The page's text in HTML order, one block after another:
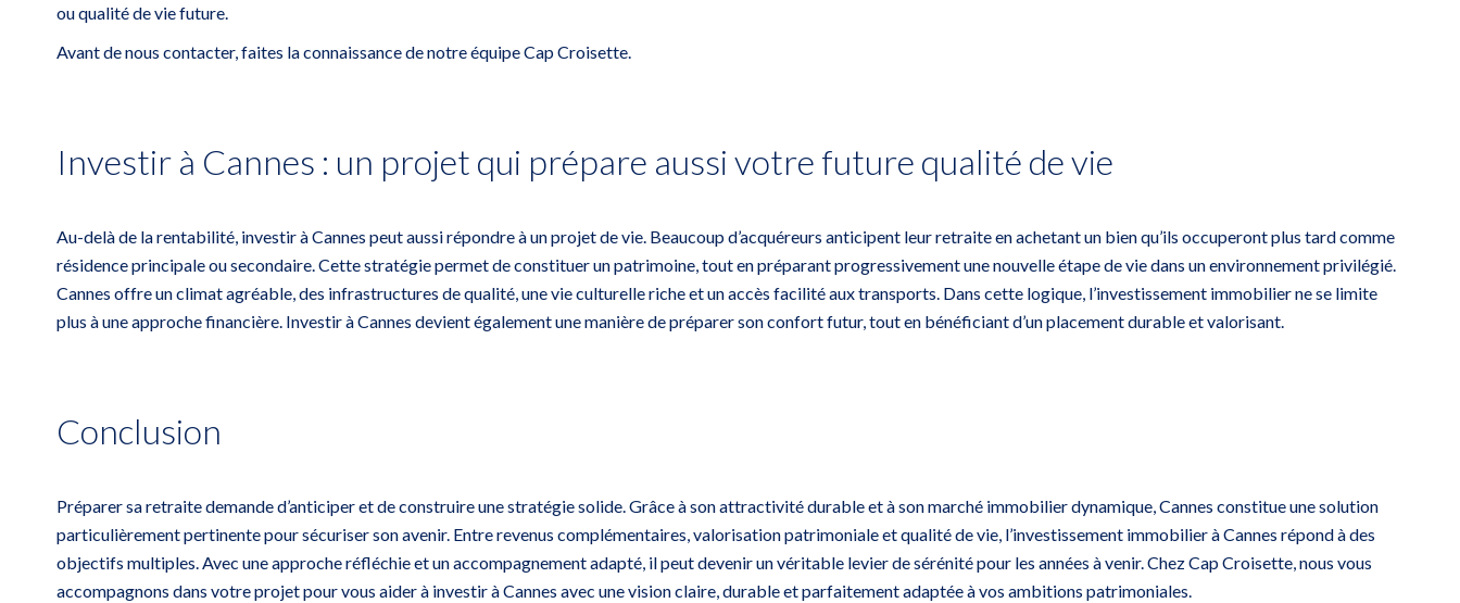
ou qualité de vie future.
Avant de nous contacter, faites la connaissance de notre équipe Cap Croisette
Investir à Cannes : un projet qui prépare aussi votre future qualité de vie
Au-delà de la rentabilité, investir à Cannes peut aussi répondre à un projet de vie. Beaucoup d’acquéreurs anticipent leur retraite en achetant un bien qu’ils occuperont plus tard comme
résidence principale ou secondaire. Cette stratégie permet de constituer un patrimoine, tout en préparant progressivement une nouvelle étape de vie dans un environnement privilégié.
Cannes offre un climat agréable, des infrastructures de qualité, une vie culturelle riche et un accès facilité aux transports. Dans cette logique, l’investissement immobilier ne se limite
plus à une approche financière. Investir à Cannes devient également une manière de préparer son confort futur, tout en bénéficiant d’un placement durable et valorisant.
Conclusion
Préparer sa retraite demande d’anticiper et de construire une stratégie solide. Grâce à son attractivité durable et à son marché immobilier dynamique, Cannes constitue une solution
particulièrement pertinente pour sécuriser son avenir. Entre revenus complémentaires, valorisation patrimoniale et qualité de vie, l’investissement immobilier à Cannes répond à des
objectifs multiples. Avec une approche réfléchie et un accompagnement adapté, il peut devenir un véritable levier de sérénité pour les années à venir. ChezCap Croisette , nous vous
accompagnons dans votre projet pour vous aider à investir à Cannes avec une vision claire, durable et parfaitement adaptée à vos ambitions patrimoniales.